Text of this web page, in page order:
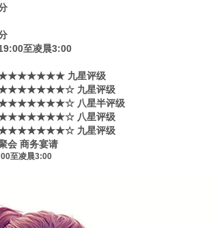
至凌晨3:00
九星评级
九星评级
八星半评级
八星评级
九星评级
会 商务宴请
至凌晨3:00